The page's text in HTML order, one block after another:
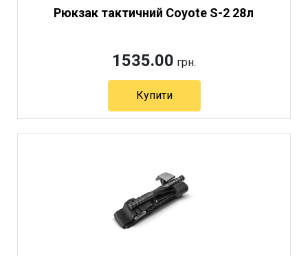
Рюкзак тактичний Coyote S-2 28л
1535.00 грн.
Купити